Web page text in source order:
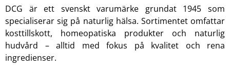
DCG är ett svenskt varumärke grundat 1945 som
specialiserar sig på naturlig hälsa. Sortimentet omfattar
kosttillskott, homeopatiska produkter och naturlig
hudvård – alltid med fokus på kvalitet och rena
ingredienser.